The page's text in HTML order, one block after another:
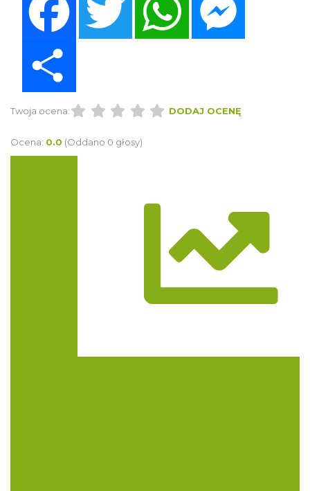
Twoja ocena: DODAJ OCENĘ
Ocena: 0.0 (Oddano 0 głosy)
Trasa